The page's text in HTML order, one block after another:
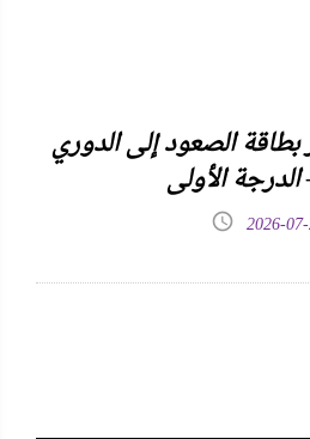
الصعود إلى الدوري
الدرجة الأولى
2026-